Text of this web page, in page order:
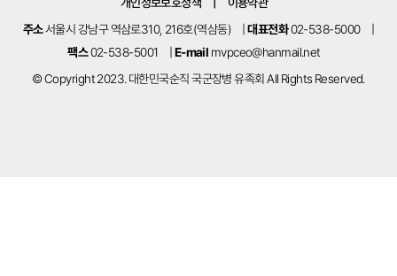
주소서울시 강남구 역삼로310, 216호(역삼동) |대표전화02-538-5000
팩스02-538-5001 E-mail mvpceo@hanmail.net
© Copyright 2023. 대한민국순직 국군장병 유족회 All Rights Reserved.